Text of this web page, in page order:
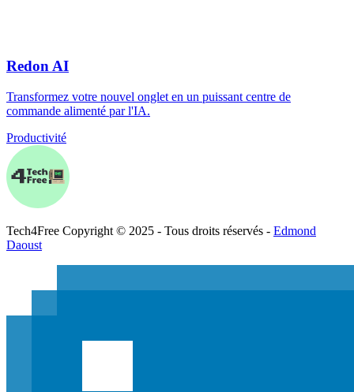
Redon AI
Transformez votre nouvel onglet en un puissant centre de
commande alimenté par l'IA.
Productivité
Tech4Free Copyright © 2025 - Tous droits réservés - Edmond
Daoust